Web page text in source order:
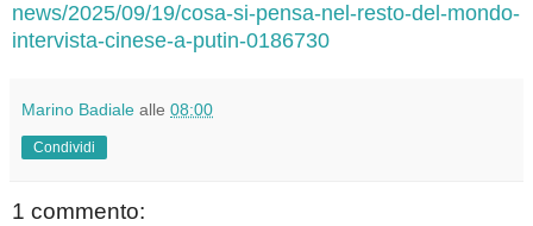
news/2025/09/19/cosa-si-pensa-nel-resto-del-mondo-
intervista-cinese-a-putin-0186730
Marino Badiale alle 08:00
Condividi
1 commento: